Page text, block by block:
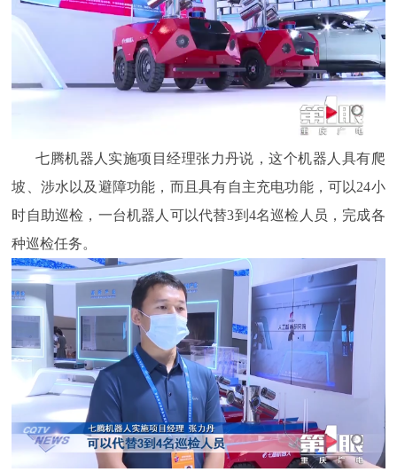
七腾机器人实施项目经理张力丹说，这个机器人具有爬
坡、涉水以及避障功能，而且具有自主充电功能，可以24小
时自助巡检，一台机器人可以代替3到4名巡检人员，完成各
种巡检任务。